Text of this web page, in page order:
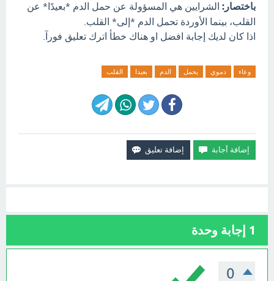
باختصار: الشرايين هي المسؤولة عن حمل الدم *بعيدًا* عن
القلب، بينما الأوردة تحمل الدم *إلى* القلب.
اذا كان لديك إجابة افضل او هناك خطأ اترك تعليق فورآ.
وعاء دموي يحمل الدم بعيدا القلب
1 إجابة وحدة
0